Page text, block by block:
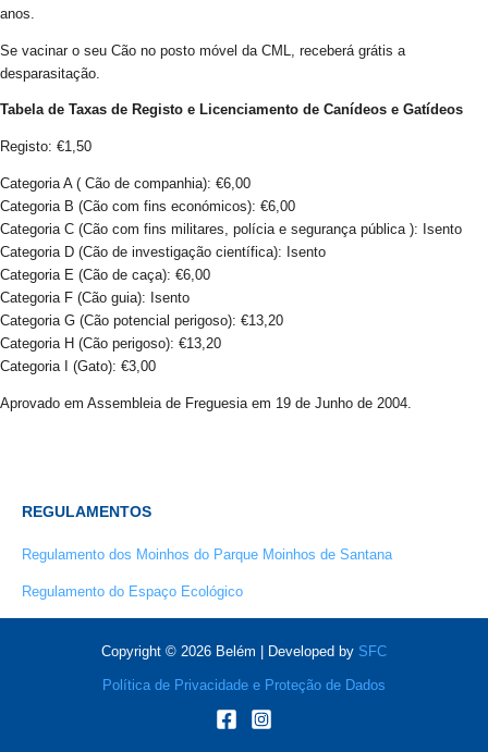
anos.
Se vacinar o seu Cão no posto móvel da CML, receberá grátis a
desparasitação.
Tabela de Taxas de Registo e Licenciamento de Canídeos e Gatídeos
Registo: €1,50
Categoria A ( Cão de companhia): €6,00
Categoria B (Cão com fins económicos): €6,00
Categoria C (Cão com fins militares, polícia e segurança pública ): Isento
Categoria D (Cão de investigação científica): Isento
Categoria E (Cão de caça): €6,00
Categoria F (Cão guia): Isento
Categoria G (Cão potencial perigoso): €13,20
Categoria H (Cão perigoso): €13,20
Categoria I (Gato): €3,00
Aprovado em Assembleia de Freguesia em 19 de Junho de 2004.
REGULAMENTOS
Regulamento dos Moinhos do Parque Moinhos de Santana
Regulamento do Espaço Ecológico
Copyright © 2026 Belém | Developed by SFC
Política de Privacidade e Proteção de Dados